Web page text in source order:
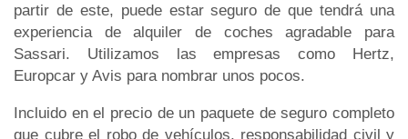
partir de este, puede estar seguro de que tendrá una
experiencia de alquiler de coches agradable para
Sassari. Utilizamos las empresas como Hertz,
Europcar y Avis para nombrar unos pocos.
Incluido en el precio de un paquete de seguro completo
que cubre el robo de vehículos, responsabilidad civil y